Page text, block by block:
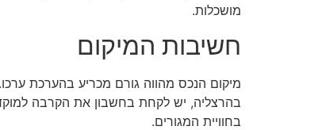
מושכלות.
חשיבות המיקום
מיקום הנכס מהווה גורם מכריע בהערכת
בהרצליה, יש לקחת בחשבון את הקרבה
בחוויית המגורים.